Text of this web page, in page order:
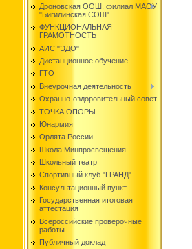
Дроновская ООШ, филиал МАОУ
"Бигилинская СОШ"
ФУНКЦИОНАЛЬНАЯ
ГРАМОТНОСТЬ
АИС "ЭДО"
Дистанционное обучение
ГТО
Внеурочная деятельность
Охранно-оздоровительный совет
ТОЧКА ОПОРЫ
Юнармия
Орлята России
Школа Минпросвещения
Школьный театр
Спортивный клуб "ГРАНД"
Консультационный пункт
Государственная итоговая
аттестация
Всероссийские проверочные
работы
Публичный доклад